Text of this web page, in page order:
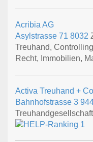
Acribia AG
Asylstrasse 71 8032
Treuhand,
Recht, Immobilien,
Activa Treuhand +
Bahnhofstrasse 3